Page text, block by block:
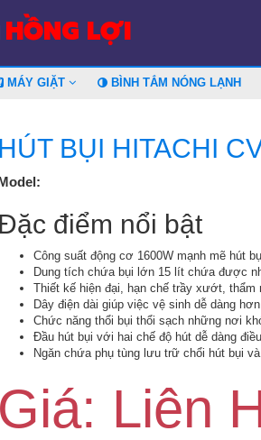
HỒNG LỢI
MÁY GIẶT BÌNH TẮM NÓNG LẠNH
HÚT BỤI HITACHI
điểm nổi bật
Công suất động cơ 1600W mạnh mẽ hút
Dung tích chứa bụi lớn 15 lít chứa được
Thiết kế hiện đại, hạn chế trầy xướt, thẩm
Dây điện dài giúp việc vệ sinh dễ dàng hơn
Chức năng thổi bụi thổi sạch những nơi
Đầu hút bụi với hai chế độ hút dễ dàng
Ngăn chứa phụ tùng lưu trữ chổi hút bụi
Giá: Liên